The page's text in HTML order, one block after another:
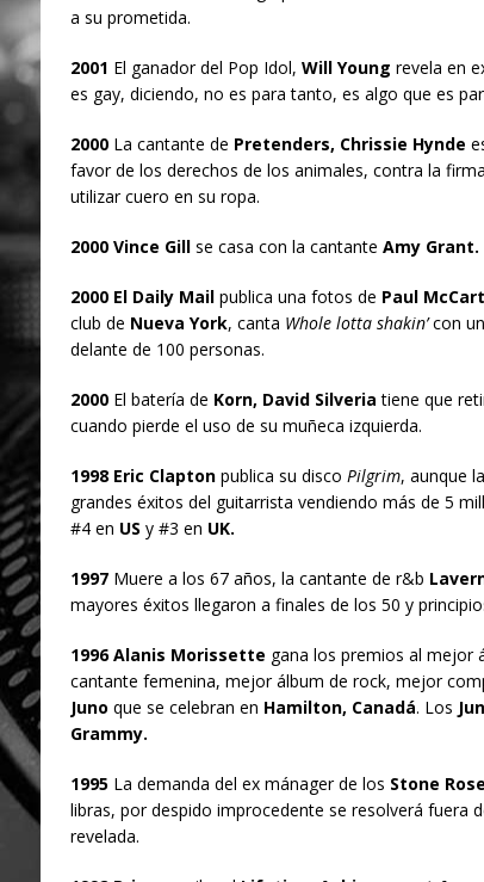
a su prometida.
2001 El ganador del Pop Idol, Will Young revela en
es gay, diciendo, no es para tanto, es algo que es
2000La cantante de Pretenders, Chrissie Hynde
favor de los derechos de los animales, contra la
utilizar cuero en su ropa.
2000 Vince Gillse casa con la cantante Amy Grant.
2000 El Daily Mailpublica una fotos de Paul
club de Nueva York, canta Whole lotta shakin’con
delante de 100 personas.
2000El batería de Korn, David Silveria tiene que
cuando pierde el uso de su muñeca izquierda.
1998 Eric Claptonpublica su disco Pilgrim, aunque
grandes éxitos del guitarrista vendiendo más de 5
#4 en US y #3 en UK.
1997Muere a los 67 años, la cantante de r&b
mayores éxitos llegaron a finales de los 50 y
1996 Alanis Morissette gana los premios al mejor
cantante femenina, mejor álbum de rock, mejor
Juno que se celebran en Hamilton, Canadá. Los
Grammy.
1995La demanda del ex mánager de los Stone
libras, por despido improcedente se resolverá fuera
revelada.